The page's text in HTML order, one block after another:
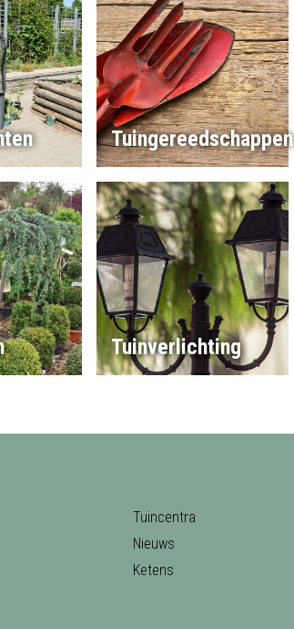
Tuingereedschappen
Tuinverlichting
Tuincentra
Nieuws
Ketens